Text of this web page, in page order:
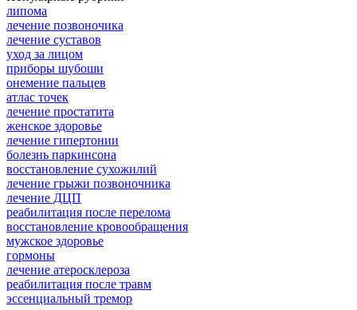
липома
лечение позвоночика
лечение суставов
уход за лицом
приборы шубоши
онемение пальцев
атлас точек
лечение простатита
женское здоровье
лечение гипертонии
болезнь паркинсона
восстановление сухожилий
лечение грыжи позвоночника
лечение ДЦП
реабилитация после перелома
восстановление кровообращения
мужское здоровье
гормоны
лечение атеросклероза
реабилитация после травм
эссенциальный тремор